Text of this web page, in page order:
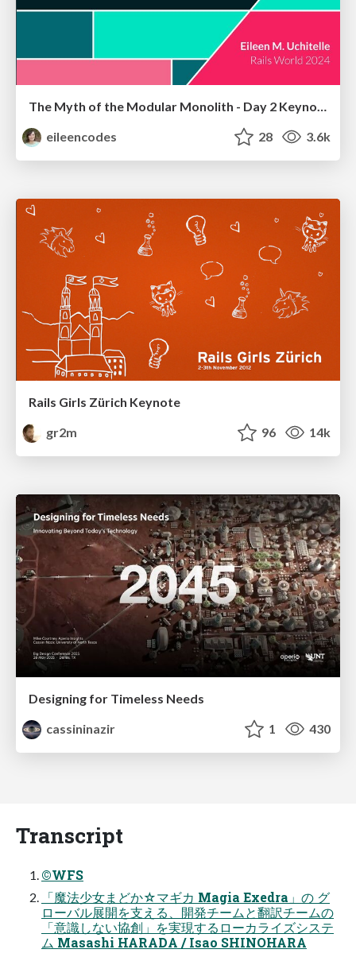
The Myth of the Modular Monolith - Day 2 Keynote - Rails World 2024
eileencodes
28 3.6k
Rails Girls Zürich Keynote
gr2m
96 14k
Designing for Timeless Needs
cassininazir
1 430
Transcript
©WFS
「魔法少女まどか☆マギカ Magia Exedra」の グ
ローバル展開を支える、開発チームと翻訳チームの
「意識しない協創」を実現するローカライズシステ
ム Masashi HARADA / Isao SHINOHARA